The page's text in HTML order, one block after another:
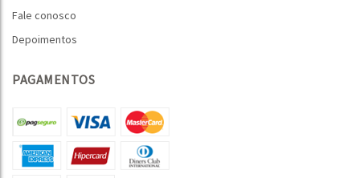
Fale conosco
Depoimentos
PAGAMENTOS